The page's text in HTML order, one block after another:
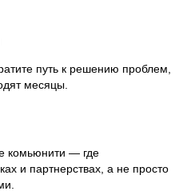
путь к решению проблем,
месяцы.
комьюнити — где
и партнерствах, а не просто